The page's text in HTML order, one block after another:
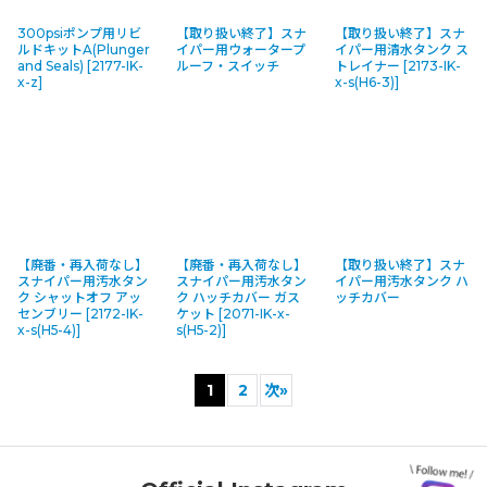
300psiポンプ用リビ
ルドキットA(Plunger
and Seals) [2177-IK-
x-z]
【取り扱い終了】スナ
イパー用ウォータープ
ルーフ・スイッチ
【取り扱い終了】スナ
イパー用清水タンク ス
トレイナー [2173-IK-
x-s(H6-3)]
【廃番・再入荷なし】
スナイパー用汚水タン
ク シャットオフ アッ
センブリー [2172-IK-
x-s(H5-4)]
【廃番・再入荷なし】
スナイパー用汚水タン
ク ハッチカバー ガス
ケット [2071-IK-x-
s(H5-2)]
【取り扱い終了】スナ
イパー用汚水タンク ハ
ッチカバー
1 2 次»